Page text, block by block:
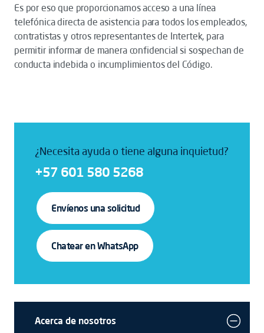
Es por eso que proporcionamos acceso a una línea
telefónica directa de asistencia para todos los empleados,
contratistas y otros representantes de Intertek, para
permitir informar de manera confidencial si sospechan de
conducta indebida o incumplimientos del Código.
¿Necesita ayuda o tiene alguna inquietud?
+57 601 580 5268
Envíenos una solicitud
Chatear en WhatsApp
Acerca de nosotros